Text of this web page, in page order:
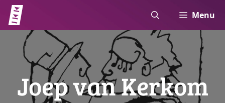
naar
de
inhoud
Menu
Joep van Kerkom